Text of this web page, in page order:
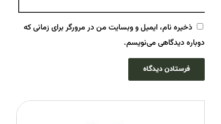
ذخیره نام، ایمیل و وبسایت من در مرورگر برای زمانی که
دوباره دیدگاهی می‌نویسم.